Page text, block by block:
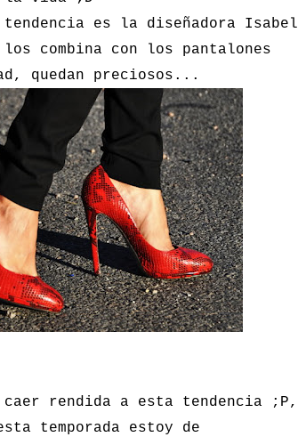
es la diseñadora Isabel
combina con los pantalones
quedan preciosos...
caer rendida a esta tendencia ;P,
temporada estoy de